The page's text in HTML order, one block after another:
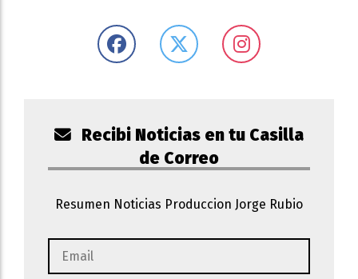
Recibi Noticias en tu Casilla
de Correo
Resumen Noticias Produccion Jorge Rubio